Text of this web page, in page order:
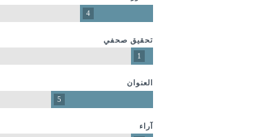
4
تحقيق صحفي
1
العنوان
5
آراء